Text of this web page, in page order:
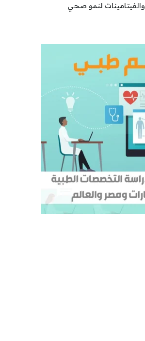
والفيتامينات لنمو صحي